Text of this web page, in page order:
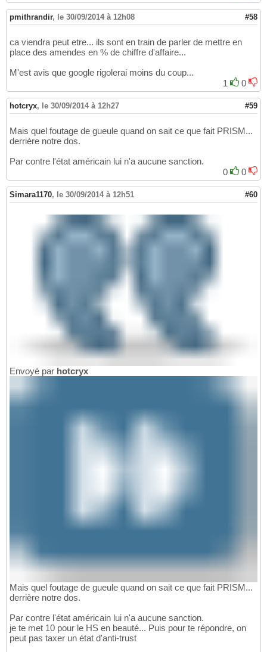
pmithrandir, le 30/09/2014 à 12h08 #58
ca viendra peut etre... ils sont en train de parler de mettre en
place des amendes en % de chiffre d'affaire...
M'est avis que google rigolerai moins du coup...
1
0
hotcryx, le 30/09/2014 à 12h27 #59
Mais quel foutage de gueule quand on sait ce que fait PRISM...
derrière notre dos.
Par contre l'état américain lui n'a aucune sanction.
0
0
Simara1170, le 30/09/2014 à 12h51 #60
Envoyé par hotcryx
Mais quel foutage de gueule quand on sait ce que fait PRISM...
derrière notre dos.
Par contre l'état américain lui n'a aucune sanction.
je te met 10 pour le HS en beauté... Puis pour te répondre, on
peut pas taxer un état d'anti-trust